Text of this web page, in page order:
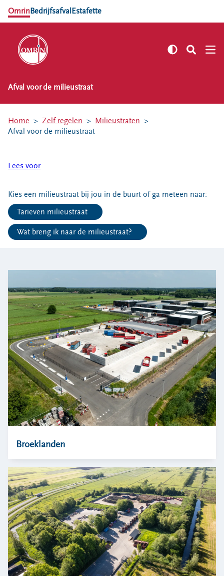
OmrinBedrijfsafval Estafette
NL EN
Afvalkalender
Milieustraten
Afval aanmelden
Bouwcontainer huren
Over Omrin
Hier werken we aan
Ecopark De Wierde
Reststoffen Energie Centrale
Projecten
Contact
Storing, klacht of vraag
Klantenservice SYP
VeeIgestelde vragen
Locaties
Werken bij
Voor gemeenten
Voor leveranciers en bezoekers
Afval voor de milieustraat
Home Zelf regelen
Milieustraten
Afval voor de milieustraat
Lees voor
Kies een milieustraat bij jou in de buurt of ga meteen naar:
Tarieven milieustraat
Wat breng ik naar de milieustraat?
Broeklanden